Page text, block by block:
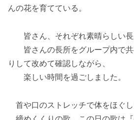
んの花を育てている。
皆さん、それぞれ素晴らしい長
皆さんの長所をグループ内で共
りして改めて確認しながら、
楽しい時間を過ごしました。
首や口のストレッチで体をほぐし